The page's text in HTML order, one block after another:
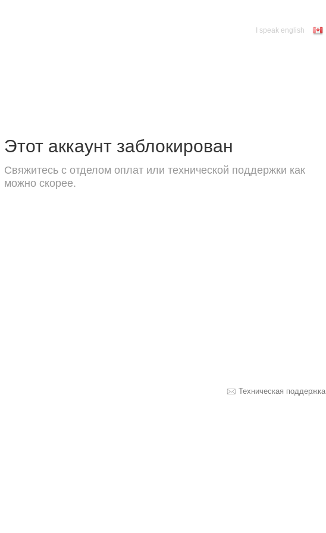
I speak english
Этот аккаунт заблокирован
Свяжитесь с отделом оплат или технической поддержки как
можно скорее.
Техническая поддержка